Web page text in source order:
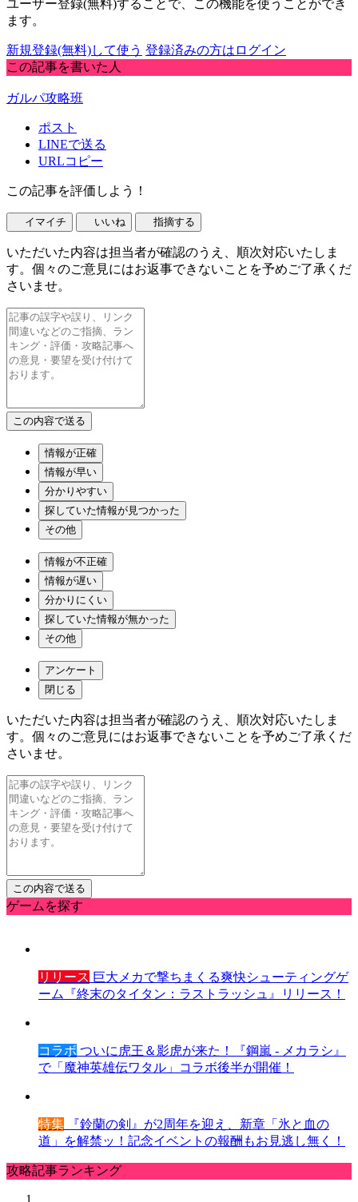
ユーザー登録(無料)することで、この機能を使うことができ
ます。
新規登録(無料)して使う 登録済みの方はログイン
この記事を書いた人
ガルパ攻略班
ポスト
LINEで送る
URLコピー
この記事を評価しよう！
イマイチ いいね 指摘する
いただいた内容は担当者が確認のうえ、順次対応いたしま
す。個々のご意見にはお返事できないことを予めご了承くだ
さいませ。
情報が正確
情報が早い
分かりやすい
探していた情報が見つかった
その他
情報が不正確
情報が遅い
分かりにくい
探していた情報が無かった
その他
アンケート
閉じる
いただいた内容は担当者が確認のうえ、順次対応いたしま
す。個々のご意見にはお返事できないことを予めご了承くだ
さいませ。
ゲームを探す
リリース 巨大メカで撃ちまくる爽快シューティングゲ
ーム『終末のタイタン：ラストラッシュ』リリース！
コラボ ついに虎王＆影虎が来た！『鋼嵐 - メカラシ』
で「魔神英雄伝ワタル」コラボ後半が開催！
特集 『鈴蘭の剣』が2周年を迎え、新章「氷と血の
道」を解禁ッ！記念イベントの報酬もお見逃し無く！
攻略記事ランキング